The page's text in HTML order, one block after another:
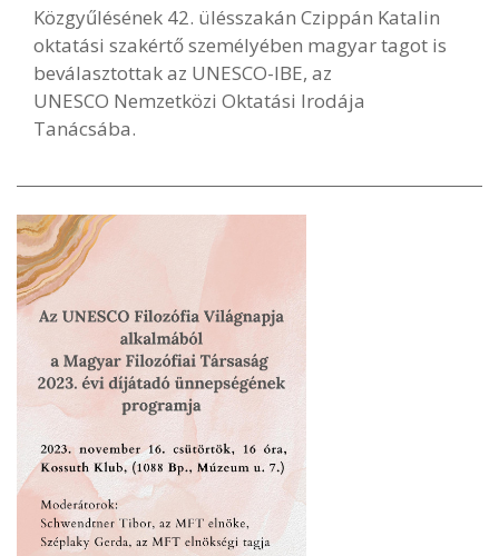
Közgyűlésének 42. ülésszakán Czippán Katalin
oktatási szakértő személyében magyar tagot is
beválasztottak az UNESCO-IBE, az
UNESCO Nemzetközi Oktatási Irodája
Tanácsába.